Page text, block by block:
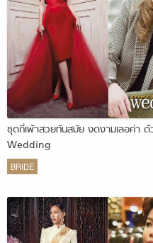
ชุดกี่เพ้าสวยทันสมัย งดงามเลอค่า
Wedding
BRIDE